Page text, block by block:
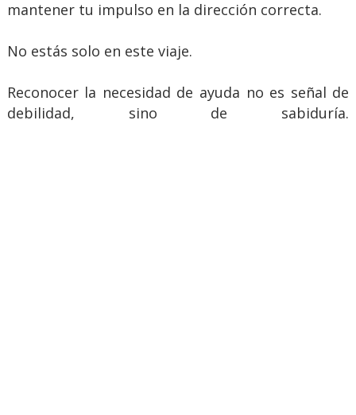
mantener tu impulso en la dirección correcta.
No estás solo en este viaje.
Reconocer la necesidad de ayuda no es señal de
debilidad, sino de sabiduría.